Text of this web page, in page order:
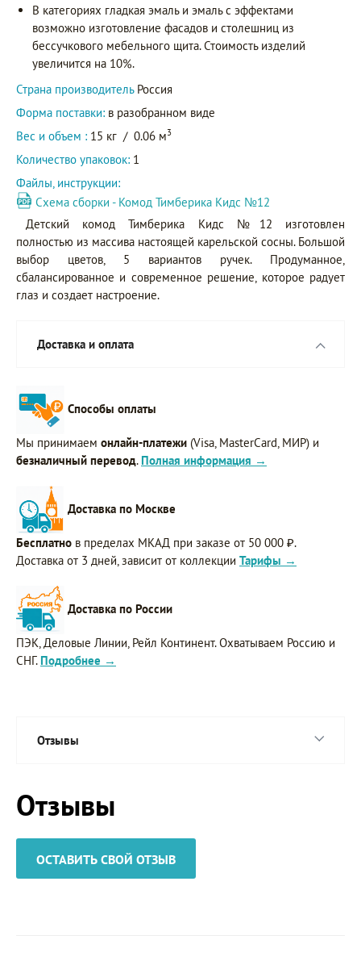
В категориях гладкая эмаль и эмаль с эффектами
возможно изготовление фасадов и столешниц из
бессучкового мебельного щита. Стоимость изделий
увеличится на 10%.
Страна производитель Россия
Форма поставки: в разобранном виде
Вес и объем : 15 кг / 0.06 м3
Количество упаковок: 1
Файлы, инструкции:
Схема сборки - Комод Тимберика Кидс №12
Детский комод Тимберика Кидс №12 изготовлен
полностью из массива настоящей карельской сосны. Большой
выбор цветов, 5 вариантов ручек. Продуманное,
сбалансированное и современное решение, которое радует
глаз и создает настроение.
Доставка и оплата
Способы оплаты
Мы принимаем онлайн-платежи (Visa, MasterCard, МИР) и
безналичный перевод. Полная информация →
Доставка по Москве
Бесплатно в пределах МКАД при заказе от 50 000 ₽.
Доставка от 3 дней, зависит от коллекции Тарифы →
Доставка по России
ПЭК, Деловые Линии, Рейл Континент. Охватываем Россию и
СНГ. Подробнее →
Отзывы
Отзывы
ОСТАВИТЬ СВОЙ ОТЗЫВ